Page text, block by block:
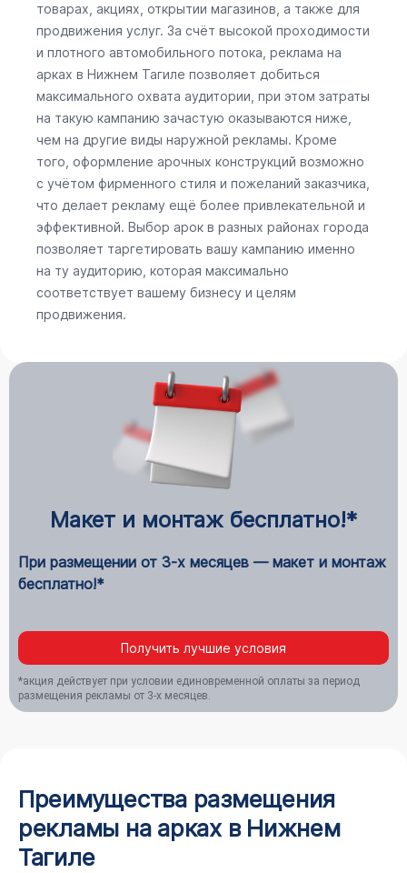
товарах, акциях, открытии магазинов, а также для
продвижения услуг. За счёт высокой проходимости
и плотного автомобильного потока, реклама на
арках в Нижнем Тагиле позволяет добиться
максимального охвата аудитории, при этом затраты
на такую кампанию зачастую оказываются ниже,
чем на другие виды наружной рекламы. Кроме
того, оформление арочных конструкций возможно
с учётом фирменного стиля и пожеланий заказчика,
что делает рекламу ещё более привлекательной и
эффективной. Выбор арок в разных районах города
позволяет таргетировать вашу кампанию именно
на ту аудиторию, которая максимально
соответствует вашему бизнесу и целям
продвижения.
Макет и монтаж бесплатно!*
При размещении от 3-х месяцев — макет и монтаж
бесплатно!*
Получить лучшие условия
*акция действует при условии единовременной оплаты за период
размещения рекламы от 3-х месяцев.
Преимущества размещения
рекламы на арках в Нижнем
Тагиле